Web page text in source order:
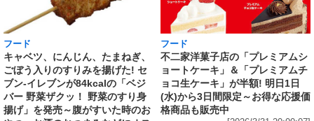
フード
キャベツ、にんじん、たまねぎ、
ごぼう入りのすりみを揚げた! セ
ブン‐イレブンが84kcalの「ベジ
バー 野菜ザクッ！ 野菜のすり身
揚げ」を発売～腹がすいた時のお
フード
不二家洋菓子店の「プレミアムシ
ョートケーキ」＆「プレミアムチ
ョコ生ケーキ」が半額! 明日1日
(水)から3日間限定～お得な応援価
格商品も販売中